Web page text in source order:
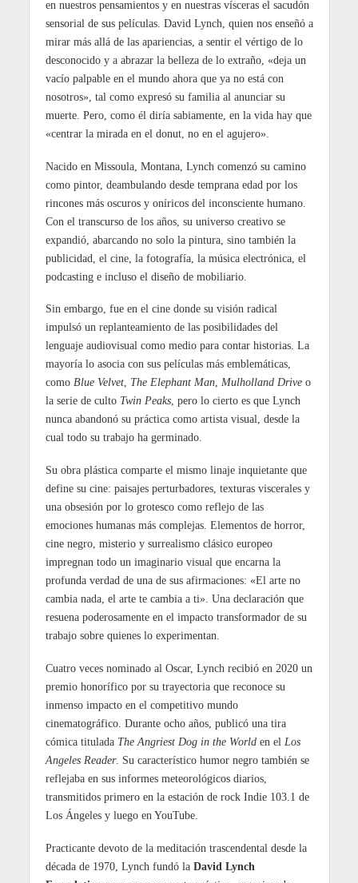
en nuestros pensamientos y en nuestras vísceras el sacudón
sensorial de sus películas. David Lynch, quien nos enseñó a
mirar más allá de las apariencias, a sentir el vértigo de lo
desconocido y a abrazar la belleza de lo extraño, «deja un
vacío palpable en el mundo ahora que ya no está con
nosotros», tal como expresó su familia al anunciar su
muerte. Pero, como él diría sabiamente, en la vida hay que
«centrar la mirada en el donut, no en el agujero».
Nacido en Missoula, Montana, Lynch comenzó su camino
como pintor, deambulando desde temprana edad por los
rincones más oscuros y oníricos del inconsciente humano.
Con el transcurso de los años, su universo creativo se
expandió, abarcando no solo la pintura, sino también la
publicidad, el cine, la fotografía, la música electrónica, el
podcasting e incluso el diseño de mobiliario.
Sin embargo, fue en el cine donde su visión radical
impulsó un replanteamiento de las posibilidades del
lenguaje audiovisual como medio para contar historias. La
mayoría lo asocia con sus películas más emblemáticas,
como Blue Velvet, The Elephant Man, Mulholland Driveo
la serie de culto Twin Peaks, pero lo cierto es que Lynch
nunca abandonó su práctica como artista visual, desde la
cual todo su trabajo ha germinado.
Su obra plástica comparte el mismo linaje inquietante que
define su cine: paisajes perturbadores, texturas viscerales y
una obsesión por lo grotesco como reflejo de las
emociones humanas más complejas. Elementos de horror,
cine negro, misterio y surrealismo clásico europeo
impregnan todo un imaginario visual que encarna la
profunda verdad de una de sus afirmaciones: «El arte no
cambia nada, el arte te cambia a ti». Una declaración que
resuena poderosamente en el impacto transformador de su
trabajo sobre quienes lo experimentan.
Cuatro veces nominado al Oscar, Lynch recibió en 2020 un
premio honorífico por su trayectoria que reconoce su
inmenso impacto en el competitivo mundo
cinematográfico. Durante ocho años, publicó una tira
cómica titulada The Angriest Dog in the Worlden el Los
Angeles Reader. Su característico humor negro también se
reflejaba en sus informes meteorológicos diarios,
transmitidos primero en la estación de rock Indie 103.1 de
Los Ángeles y luego en YouTube.
Practicante devoto de la meditación trascendental desde la
década de 1970, Lynch fundó la David Lynch